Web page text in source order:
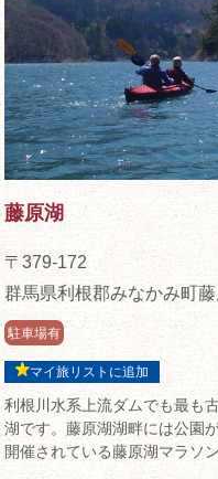
藤原湖
〒379-172
群馬県利根郡みなかみ町
駐車場有
マイ旅リストに追加
利根川水系上流ダムでも最も
湖です。藤原湖湖畔には公園
開催されている藤原湖マラソ